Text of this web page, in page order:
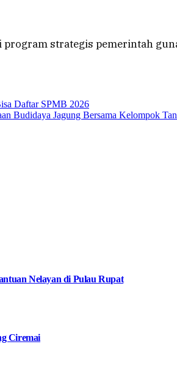
strategis pemerintah
Daftar SPMB 2026
Budidaya Jagung Bersama Kelompok
Nelayan di Pulau Rupat
Ciremai